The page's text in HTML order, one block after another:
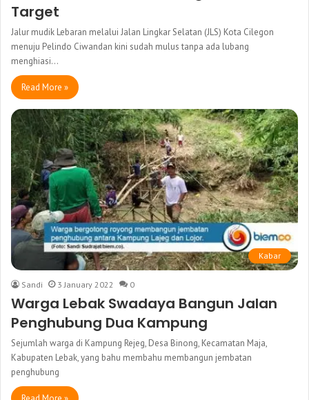
Target
Jalur mudik Lebaran melalui Jalan Lingkar Selatan (JLS) Kota Cilegon
menuju Pelindo Ciwandan kini sudah mulus tanpa ada lubang
menghiasi…
Read More »
Kabar
Sandi 3 January 2022 0
Warga Lebak Swadaya Bangun Jalan
Penghubung Dua Kampung
Sejumlah warga di Kampung Rejeg, Desa Binong, Kecamatan Maja,
Kabupaten Lebak, yang bahu membahu membangun jembatan
penghubung